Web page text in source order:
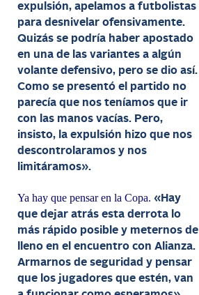
expulsión, apelamos a futbolistas
para desnivelar ofensivamente.
Quizás se podría haber apostado
en una de las variantes a algún
volante defensivo, pero se dio así.
Como se presentó el partido no
parecía que nos teníamos que ir
con las manos vacías. Pero,
insisto, la expulsión hizo que nos
descontrolaramos y nos
limitáramos».
Ya hay que pensar en la Copa. «Hay
que dejar atrás esta derrota lo
más rápido posible y meternos de
lleno en el encuentro con Alianza.
Armarnos de seguridad y pensar
que los jugadores que estén, van